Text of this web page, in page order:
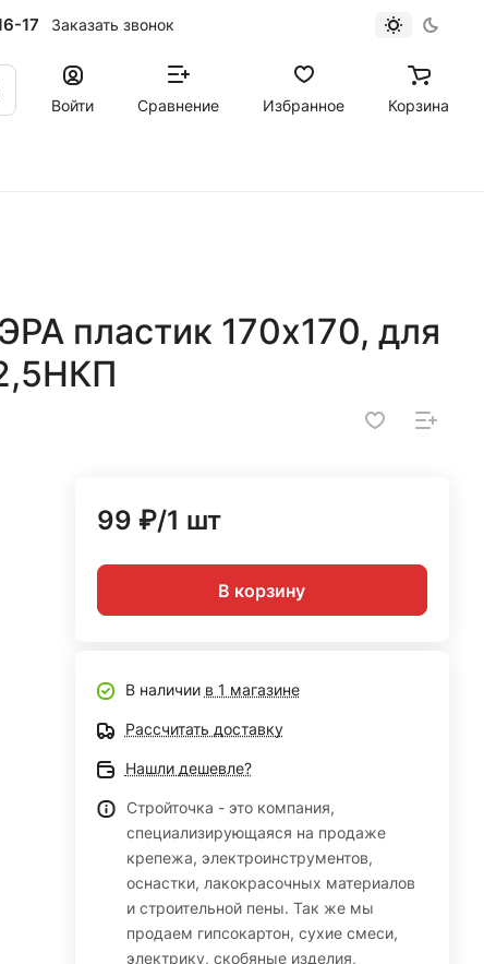
17 Заказать звонок
Войти Сравнение Избранное Корзина
пластик 170х170, для
99 ₽/1 шт
В корзину
В наличии в 1 магазине
Рассчитать доставку
Нашли дешевле?
Стройточка - это компания,
специализирующаяся на продаже
крепежа, электроинструментов,
оснастки, лакокрасочных материалов
и строительной пены. Так же мы
продаем гипсокартон, сухие смеси,
электрику, скобяные изделия,